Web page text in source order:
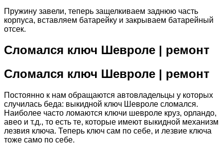
Пружину завели, теперь защелкиваем заднюю часть
корпуса, вставляем батарейку и закрываем батарейный
отсек.
Сломался ключ Шевроле | ремонт
Сломался ключ Шевроле | ремонт
Постоянно к нам обращаются автовладельцы у которых
случилась беда: выкидной ключ Шевроле сломался.
Наиболее часто ломаются ключи шевроле круз, орландо,
авео и т.д., то есть те, которые имеют выкидной механизм
лезвия ключа. Теперь ключ сам по себе, и лезвие ключа
тоже само по себе.